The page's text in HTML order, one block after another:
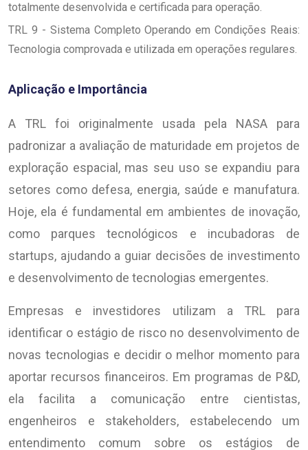
totalmente desenvolvida e certificada para operação.
TRL 9 - Sistema Completo Operando em Condições Reais:
Tecnologia comprovada e utilizada em operações regulares.
Aplicação e Importância
A TRL foi originalmente usada pela NASA para
padronizar a avaliação de maturidade em projetos de
exploração espacial, mas seu uso se expandiu para
setores como defesa, energia, saúde e manufatura.
Hoje, ela é fundamental em ambientes de inovação,
como parques tecnológicos e incubadoras de
startups, ajudando a guiar decisões de investimento
e desenvolvimento de tecnologias emergentes.
Empresas e investidores utilizam a TRL para
identificar o estágio de risco no desenvolvimento de
novas tecnologias e decidir o melhor momento para
aportar recursos financeiros. Em programas de P&D,
ela facilita a comunicação entre cientistas,
engenheiros e stakeholders, estabelecendo um
entendimento comum sobre os estágios de